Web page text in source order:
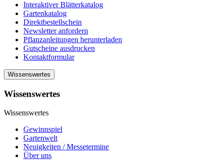
Interaktiver Blätterkatalog
Gartenkatalog
Direktbestellschein
Newsletter anfordern
Pflanzanleitungen herunterladen
Gutscheine ausdrucken
Kontaktformular
Wissenswertes
Wissenswertes
Wissenswertes
Gewinnspiel
Gartenwelt
Neuigkeiten / Messetermine
Über uns